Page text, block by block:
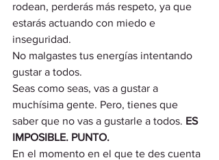
rodean, perderás más respeto, ya que
estarás actuando con miedo e
inseguridad.
No malgastes tus energías intentando
gustar a todos.
Seas como seas, vas a gustar a
muchísima gente. Pero, tienes que
saber que no vas a gustarle a todos. ES
IMPOSIBLE. PUNTO.
En el momento en el que te des cuenta